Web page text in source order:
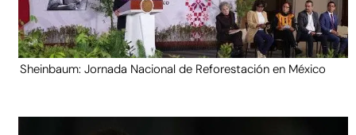
Sheinbaum: Jornada Nacional de Reforestación en México